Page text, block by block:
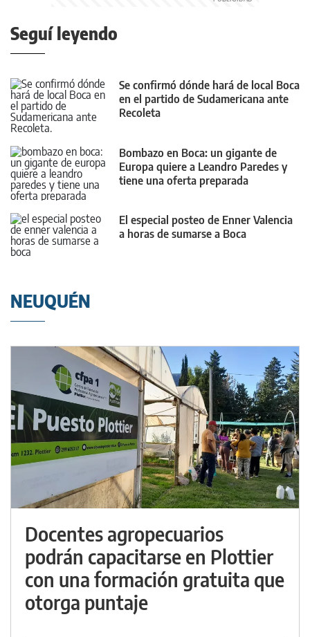
Seguí leyendo
Se confirmó dónde hará de local Boca
en el partido de Sudamericana ante
Recoleta
Bombazo en Boca: un gigante de
Europa quiere a Leandro Paredes y
tiene una oferta preparada
El especial posteo de Enner Valencia
a horas de sumarse a Boca
NEUQUÉN
Docentes agropecuarios
podrán capacitarse en Plottier
con una formación gratuita que
otorga puntaje